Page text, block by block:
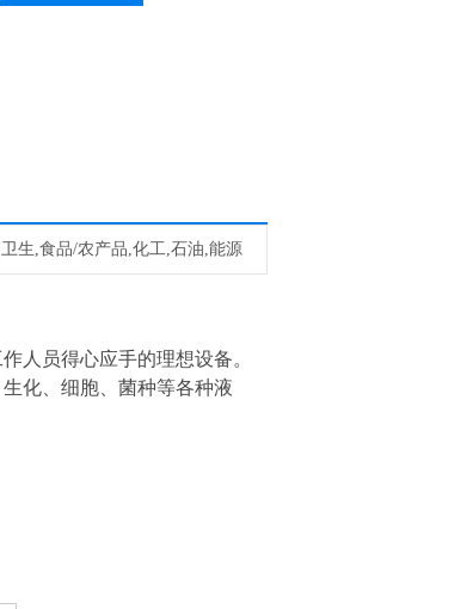
卫生,食品/农产品,化工,石油,能源
人员得心应手的理想设备。
化、细胞、菌种等各种液